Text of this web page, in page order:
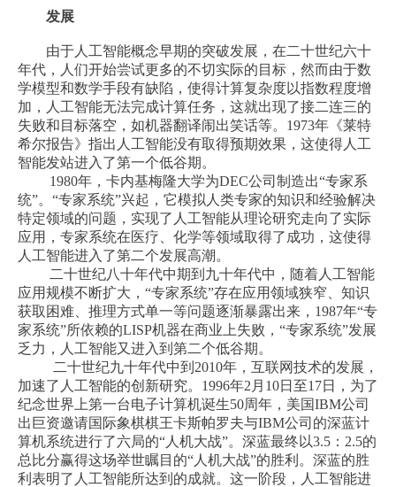
发展
由于人工智能概念早期的突破发展，在二十世纪六十
年代，人们开始尝试更多的不切实际的目标，然而由于数
学模型和数学手段有缺陷，使得计算复杂度以指数程度增
加，人工智能无法完成计算任务，这就出现了接二连三的
失败和目标落空，如机器翻译闹出笑话等。1973年《莱特
希尔报告》指出人工智能没有取得预期效果，这使得人工
智能发站进入了第一个低谷期。
1980年，卡内基梅隆大学为DEC公司制造出“专家系
统”。“专家系统”兴起，它模拟人类专家的知识和经验解决
特定领域的问题，实现了人工智能从理论研究走向了实际
应用，专家系统在医疗、化学等领域取得了成功，这使得
人工智能进入了第二个发展高潮。
二十世纪八十年代中期到九十年代中，随着人工智能
应用规模不断扩大，“专家系统”存在应用领域狭窄、知识
获取困难、推理方式单一等问题逐渐暴露出来，1987年“专
家系统”所依赖的LISP机器在商业上失败，“专家系统”发展
乏力，人工智能又进入到第二个低谷期。
二十世纪九十年代中到2010年，互联网技术的发展，
加速了人工智能的创新研究。1996年2月10日至17日，为了
纪念世界上第一台电子计算机诞生50周年，美国IBM公司
出巨资邀请国际象棋棋王卡斯帕罗夫与IBM公司的深蓝计
算机系统进行了六局的“人机大战”。深蓝最终以3.5：2.5的
总比分赢得这场举世瞩目的“人机大战”的胜利。深蓝的胜
利表明了人工智能所达到的成就。这一阶段，人工智能进